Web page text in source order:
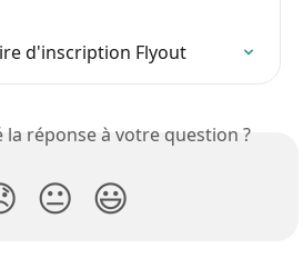
d'inscription Flyout
la réponse à votre question ?
😐 😃